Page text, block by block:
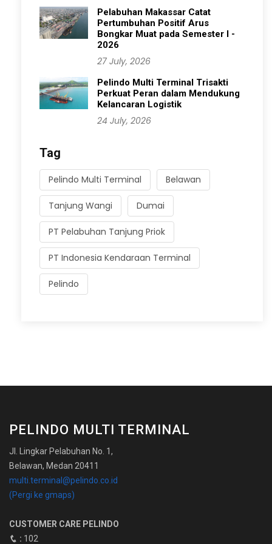
Pelabuhan Makassar Catat
Pertumbuhan Positif Arus
Bongkar Muat pada Semester I -
2026
27 July, 2026
Pelindo Multi Terminal Trisakti
Perkuat Peran dalam Mendukung
Kelancaran Logistik
24 July, 2026
Tag
Pelindo Multi Terminal Belawan
Tanjung Wangi Dumai
PT Pelabuhan Tanjung Priok
PT Indonesia Kendaraan Terminal
Pelindo
PELINDO MULTI TERMINAL
Jl. Lingkar Pelabuhan No. 1,
Belawan, Medan 20411
multi.terminal@pelindo.co.id
(Pergi ke gmaps)
CUSTOMER CARE PELINDO
: 102